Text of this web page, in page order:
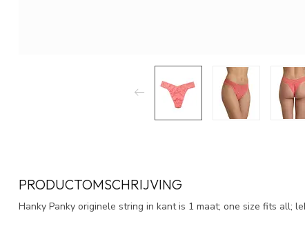
PRODUCTOMSCHRIJVING
Hanky Panky originele string in kant is 1 maat; one size fits all;